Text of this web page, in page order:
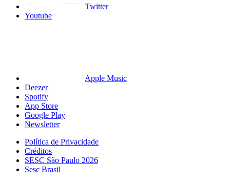
Twitter
Youtube
Apple Music
Deezer
Spotify
App Store
Google Play
Newsletter
Política de Privacidade
Créditos
SESC São Paulo 2026
Sesc Brasil